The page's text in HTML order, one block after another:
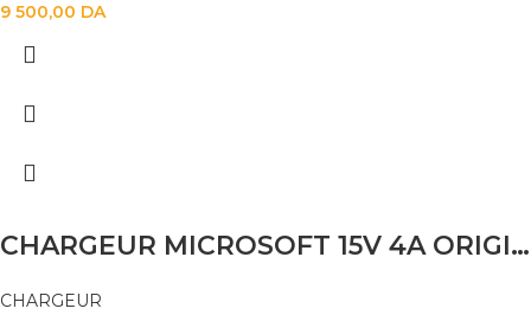
9 500,00 DA
CHARGEUR MICROSOFT 15V 4A ORIGINAL
CHARGEUR